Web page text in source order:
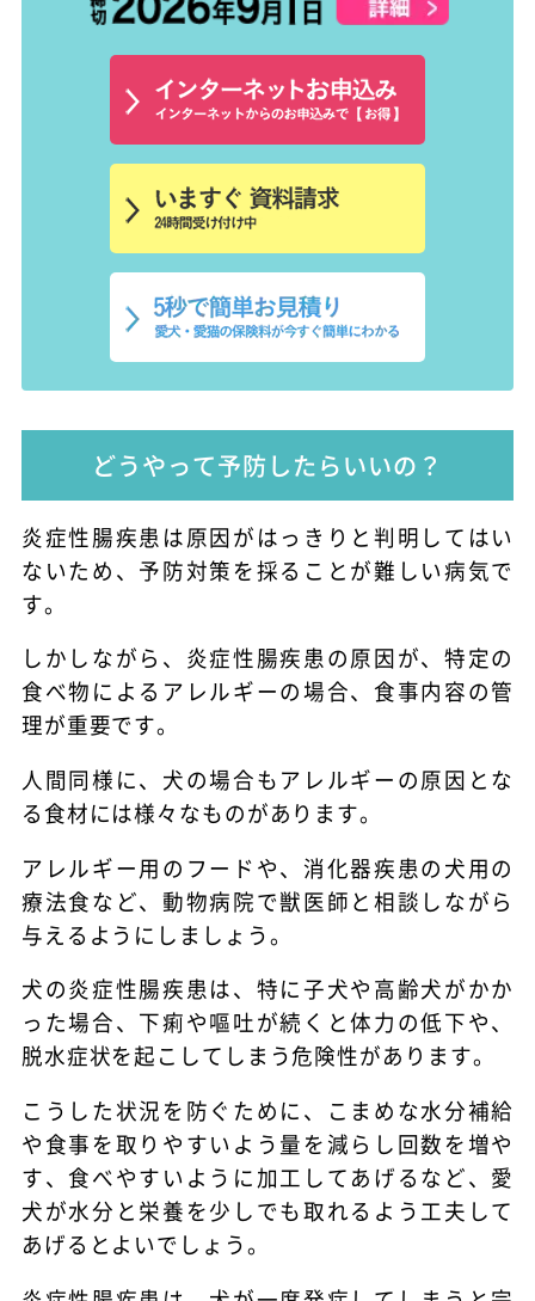
どうやって予防したらいいの？
炎症性腸疾患は原因がはっきりと判明してはい
ないため、予防対策を採ることが難しい病気で
す。
しかしながら、炎症性腸疾患の原因が、特定の
食べ物によるアレルギーの場合、食事内容の管
理が重要です。
人間同様に、犬の場合もアレルギーの原因とな
る食材には様々なものがあります。
アレルギー用のフードや、消化器疾患の犬用の
療法食など、動物病院で獣医師と相談しながら
与えるようにしましょう。
犬の炎症性腸疾患は、特に子犬や高齢犬がかか
った場合、下痢や嘔吐が続くと体力の低下や、
脱水症状を起こしてしまう危険性があります。
こうした状況を防ぐために、こまめな水分補給
や食事を取りやすいよう量を減らし回数を増や
す、食べやすいように加工してあげるなど、愛
犬が水分と栄養を少しでも取れるよう工夫して
あげるとよいでしょう。